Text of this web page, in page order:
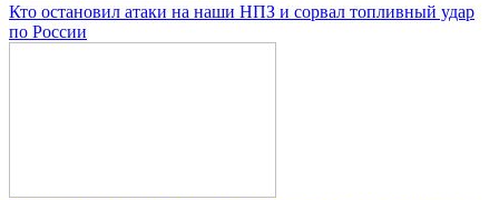
Кто остановил атаки на наши НПЗ и сорвал топливный удар
по России